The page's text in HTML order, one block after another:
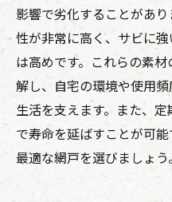
影響で劣化することがあ
性が非常に高く、サビに
は高めです。これらの素
解し、自宅の環境や使用
生活を支えます。また、
で寿命を延ばすことが可
最適な網戸を選びましょう。